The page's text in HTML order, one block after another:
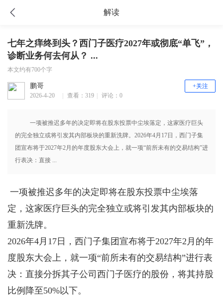
解读
七年之痒终到头？西门子医疗2027年或彻底“单飞”，
诊断业务何去何从？ ...
本文约有700个字
鹏哥
2026-4-20
查看：319 评论：0
+关注
一项被推迟多年的决定即将在股东投票中尘埃落定，这家医疗巨头
的完全独立或将引发其内部板块的重新洗牌。2026年4月17日，西门子集
团宣布将于2027年2月的年度股东大会上，就一项“前所未有的交易结构”进
行表决：直接 ...
一项被推迟多年的决定即将在股东投票中尘埃落
定，这家医疗巨头的完全独立或将引发其内部板块的
重新洗牌。
2026年4月17日，西门子集团宣布将于2027年2月的年
度股东大会上，就一项“前所未有的交易结构”进行表
决：直接分拆其子公司西门子医疗的股份，将其持股
比例降至50%以下。